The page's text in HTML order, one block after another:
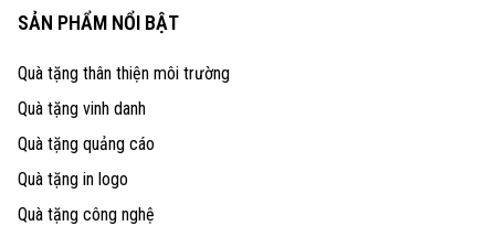
SẢN PHẨM NỔI BẬT
Quà tặng thân thiện môi trường
Quà tặng vinh danh
Quà tặng quảng cáo
Quà tặng in logo
Quà tặng công nghệ